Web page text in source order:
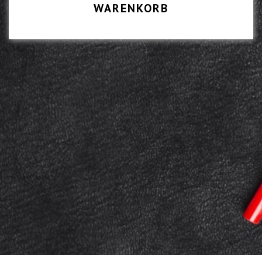
WARENKORB